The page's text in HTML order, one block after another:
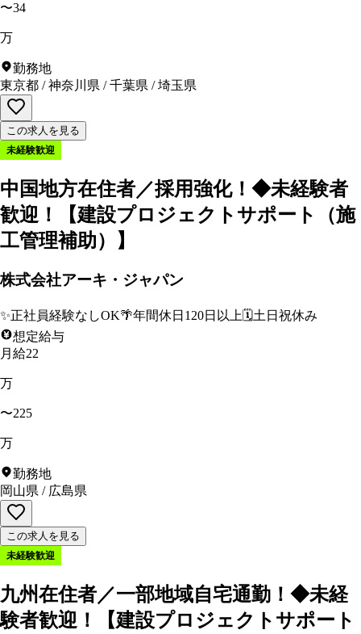
〜34
万
勤務地
東京都 /神奈川県 /千葉県 /埼玉県
この求人を見る
未経験歓迎
中国地方在住者／採用強化！◆未経験者
歓迎！【建設プロジェクトサポート（施
工管理補助）】
株式会社アーキ・ジャパン
✨正社員経験なしOK🌴年間休日120日以上 🗓️土日祝休み
想定給与
月給22
万
〜225
万
勤務地
岡山県 / 広島県
この求人を見る
未経験歓迎
九州在住者／一部地域自宅通勤！◆未経
験者歓迎！【建設プロジェクトサポート